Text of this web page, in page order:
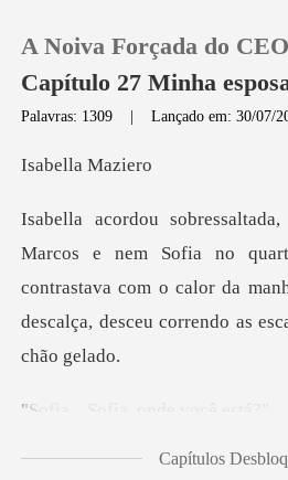
Loja
Histórico
Sair
A Noiva Forçada do CEO
Capítulo 27 Minha
Palavras: 1309 |Lançado em: 30/07/
lla M
contrastava com o calor da
Sofia, onde
Isabella
Capítulos